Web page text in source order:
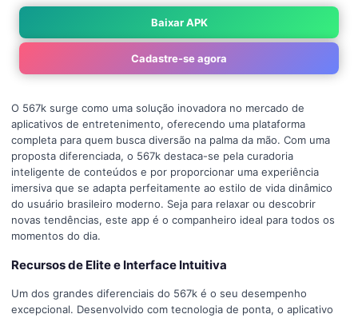
Baixar APK
Cadastre-se agora
O 567k surge como uma solução inovadora no mercado de
aplicativos de entretenimento, oferecendo uma plataforma
completa para quem busca diversão na palma da mão. Com uma
proposta diferenciada, o 567k destaca-se pela curadoria
inteligente de conteúdos e por proporcionar uma experiência
imersiva que se adapta perfeitamente ao estilo de vida dinâmico
do usuário brasileiro moderno. Seja para relaxar ou descobrir
novas tendências, este app é o companheiro ideal para todos os
momentos do dia.
Recursos de Elite e Interface Intuitiva
Um dos grandes diferenciais do 567k é o seu desempenho
excepcional. Desenvolvido com tecnologia de ponta, o aplicativo